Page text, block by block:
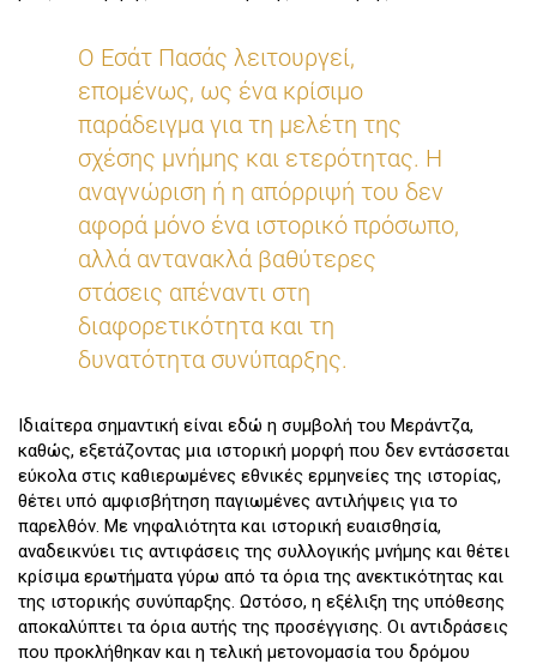
Ο Εσάτ Πασάς λειτουργεί,
επομένως, ως ένα κρίσιμο
παράδειγμα για τη μελέτη της
σχέσης μνήμης και ετερότητας. Η
αναγνώριση ή η απόρριψή του δεν
αφορά μόνο ένα ιστορικό πρόσωπο,
αλλά αντανακλά βαθύτερες
στάσεις απέναντι στη
διαφορετικότητα και τη
δυνατότητα συνύπαρξης.
Ιδιαίτερα σημαντική είναι εδώ η συμβολή του Μεράντζα,
καθώς, εξετάζοντας μια ιστορική μορφή που δεν εντάσσεται
εύκολα στις καθιερωμένες εθνικές ερμηνείες της ιστορίας,
θέτει υπό αμφισβήτηση παγιωμένες αντιλήψεις για το
παρελθόν. Με νηφαλιότητα και ιστορική ευαισθησία,
αναδεικνύει τις αντιφάσεις της συλλογικής μνήμης και θέτει
κρίσιμα ερωτήματα γύρω από τα όρια της ανεκτικότητας και
της ιστορικής συνύπαρξης. Ωστόσο, η εξέλιξη της υπόθεσης
αποκαλύπτει τα όρια αυτής της προσέγγισης. Οι αντιδράσεις
που προκλήθηκαν και η τελική μετονομασία του δρόμου